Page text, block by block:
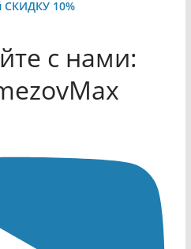
СКИДКУ 10%
с нами: